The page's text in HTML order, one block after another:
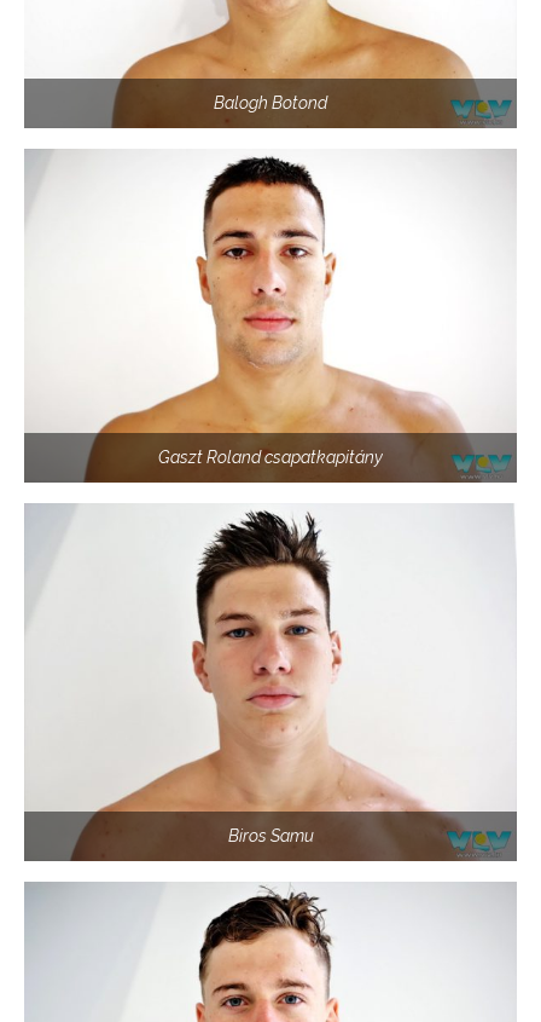
Balogh Botond
Gaszt Roland csapatkapitány
Biros Samu